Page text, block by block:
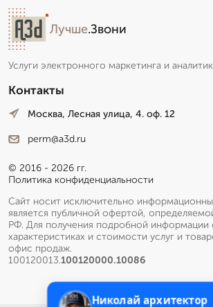
Лучше.Звони
Услуги электронного маркетинга и
Контакты
Москва, Лесная улица, 4. оф. 12
perm@a3d.ru
© 2016 - 2026 гг.
Политика конфиденциальности
Сайт носит исключительно
является публичной офертой,
РФ. Для получения подробной информации
характеристиках и стоимости услуг и
офис продаж.
100120013.100120000.10086
Николай архитектор